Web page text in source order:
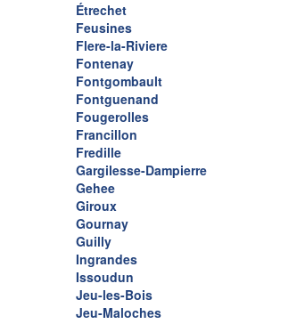
Étrechet
Feusines
Flere-la-Riviere
Fontenay
Fontgombault
Fontguenand
Fougerolles
Francillon
Fredille
Gargilesse-Dampierre
Gehee
Giroux
Gournay
Guilly
Ingrandes
Issoudun
Jeu-les-Bois
Jeu-Maloches